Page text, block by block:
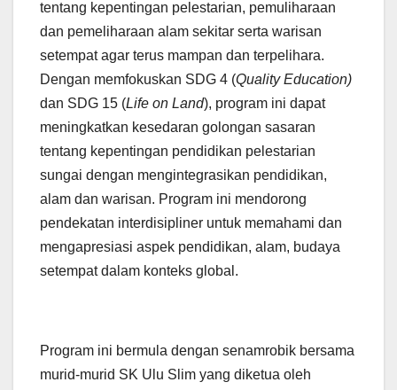
tentang kepentingan pelestarian, pemuliharaan
dan pemeliharaan alam sekitar serta warisan
setempat agar terus mampan dan terpelihara.
Dengan memfokuskan SDG 4 (Quality Education)
dan SDG 15 (Life on Land), program ini dapat
meningkatkan kesedaran golongan sasaran
tentang kepentingan pendidikan pelestarian
sungai dengan mengintegrasikan pendidikan,
alam dan warisan. Program ini mendorong
pendekatan interdisipliner untuk memahami dan
mengapresiasi aspek pendidikan, alam, budaya
setempat dalam konteks global.
Program ini bermula dengan senamrobik bersama
murid-murid SK Ulu Slim yang diketua oleh